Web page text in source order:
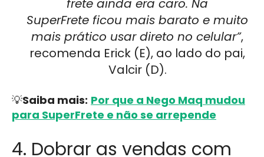
frete ainda era caro. Na
SuperFrete ficou mais barato e muito
mais prático usar direto no celular”,
recomenda Erick (E), ao lado do pai,
Valcir (D).
💡Saiba mais: Por que a Nego Maq mudou
para SuperFrete e não se arrepende
4. Dobrar as vendas com